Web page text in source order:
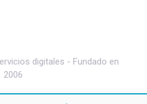
digitales - Fundado en
2006